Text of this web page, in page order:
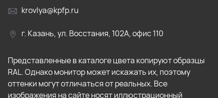
krovlya@kpfp.ru
г. Казань, ул. Восстания, 102А, офис 110
Представленные в каталоге цвета копируют образцы
RAL. Однако монитор может искажать их, поэтому
оттенки могут отличаться от реальных. Все
изображения на сайте носят иллюстрационный